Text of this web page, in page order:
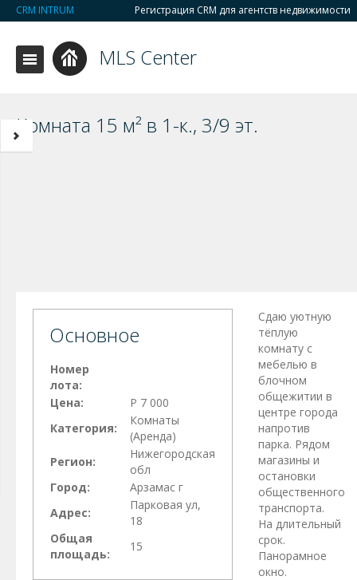
CRM INTRUM Регистрация CRM для агентств недвижимости
MLS Center
Комната 15 м² в 1-к., 3/9 эт.
Основное
Номер
лота:
Цена:
Р 7 000
Категория:
Комнаты
(Аренда)
Регион:
Нижегородская
обл
Город:
Арзамас г
Адрес:
Парковая ул,
18
Общая
площадь:
15
Сдаю уютную
тёплую
комнату с
мебелью в
блочном
общежитии в
центре города
напротив
парка. Рядом
магазины и
остановки
общественного
транспорта.
На длительный
срок.
Панорамное
окно.